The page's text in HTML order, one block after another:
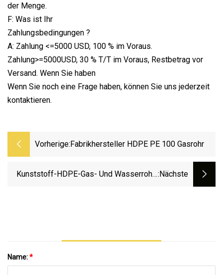
der Menge.
F: Was ist Ihr
Zahlungsbedingungen ?
A: Zahlung <=5000 USD, 100 % im Voraus.
Zahlung>=5000USD, 30 % T/T im Voraus, Restbetrag vor
Versand. Wenn Sie haben
Wenn Sie noch eine Frage haben, können Sie uns jederzeit
kontaktieren.
Vorherige: Fabrikhersteller HDPE PE 100 Gasrohr
Kunststoff-HDPE-Gas- Und Wasserrohr-:nächste
Name:*